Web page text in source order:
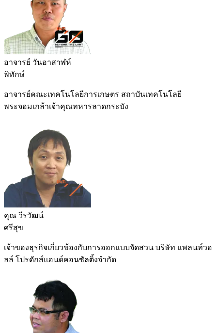
อาจารย์ วันอาสาฬห์
พิทักษ์
อาจารย์คณะเทคโนโลยีการเกษตร สถาบันเทคโนโลยี
พระจอมเกล้าเจ้าคุณทหารลาดกระบัง
คุณ วีรวัฒน์
ศรีสุข
เจ้าของธุรกิจเกี่ยวข้องกับการออกแบบจัดสวน บริษัท แพลนท์วอ
ลล์ โปรดักส์แอนด์คอนซัลติ้งจำกัด